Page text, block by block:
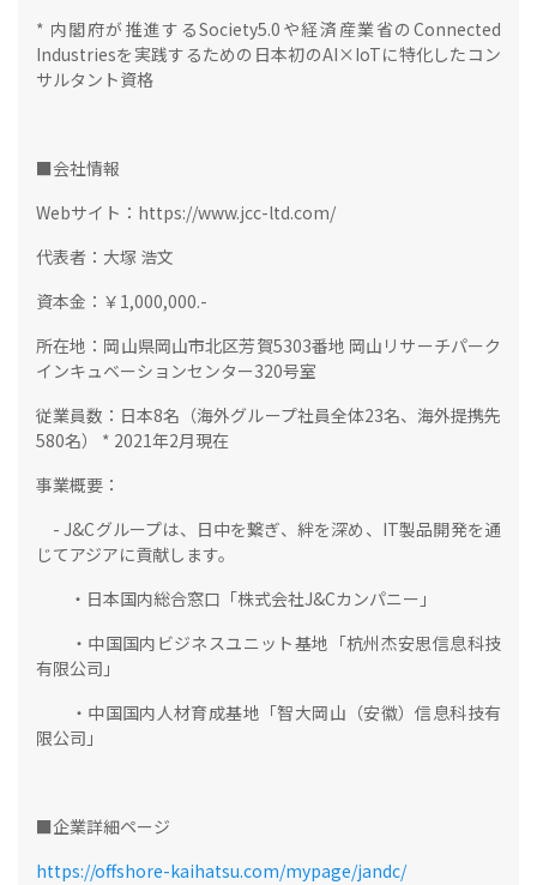
* 内閣府が推進するSociety5.0や経済産業省のConnected
Industriesを実践するための日本初のAI×IoTに特化したコン
サルタント資格
■会社情報
Webサイト：https://www.jcc-ltd.com/
代表者：大塚 浩文
資本金：￥1,000,000.-
所在地：岡山県岡山市北区芳賀5303番地 岡山リサーチパーク
インキュベーションセンター320号室
従業員数：日本8名（海外グループ社員全体23名、海外提携先
580名） * 2021年2月現在
事業概要：
- J&Cグループは、日中を繋ぎ、絆を深め、IT製品開発を通
じてアジアに貢献します。
・日本国内総合窓口「株式会社J&Cカンパニー」
・中国国内ビジネスユニット基地「杭州杰安思信息科技
有限公司」
・中国国内人材育成基地「智大岡山（安徽）信息科技有
限公司」
■企業詳細ページ
https://offshore-kaihatsu.com/mypage/jandc/